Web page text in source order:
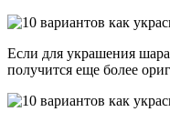
Если для украшения
получится еще более